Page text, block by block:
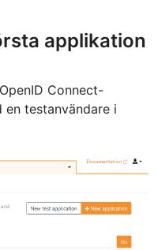
applikation
Connect-
testanvändare i